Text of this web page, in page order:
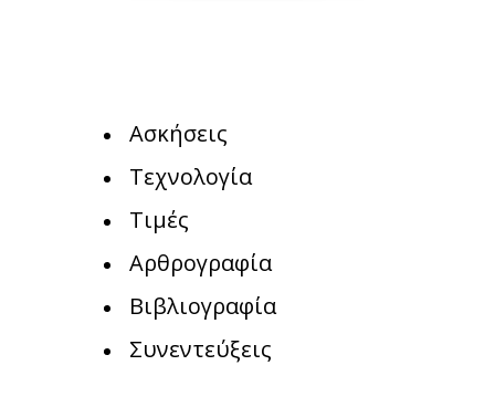
Ασκήσεις
Τεχνολογία
Τιμές
Αρθρογραφία
Βιβλιογραφία
Συνεντεύξεις